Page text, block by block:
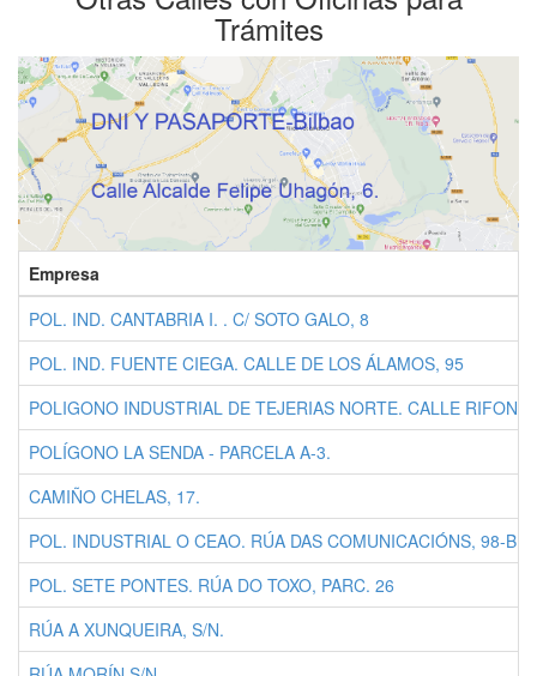
Trámites
Empresa
POL. IND. CANTABRIA I. . C/ SOTO GALO, 8
POL. IND. FUENTE CIEGA. CALLE DE LOS ÁLAMOS, 95
POLIGONO INDUSTRIAL DE TEJERIAS NORTE. CALLE
POLÍGONO LA SENDA - PARCELA A-3.
CAMIÑO CHELAS, 17.
POL. INDUSTRIAL O CEAO. RÚA DAS COMUNICACIÓNS, 98-B
POL. SETE PONTES. RÚA DO TOXO, PARC. 26
RÚA A XUNQUEIRA, S/N.